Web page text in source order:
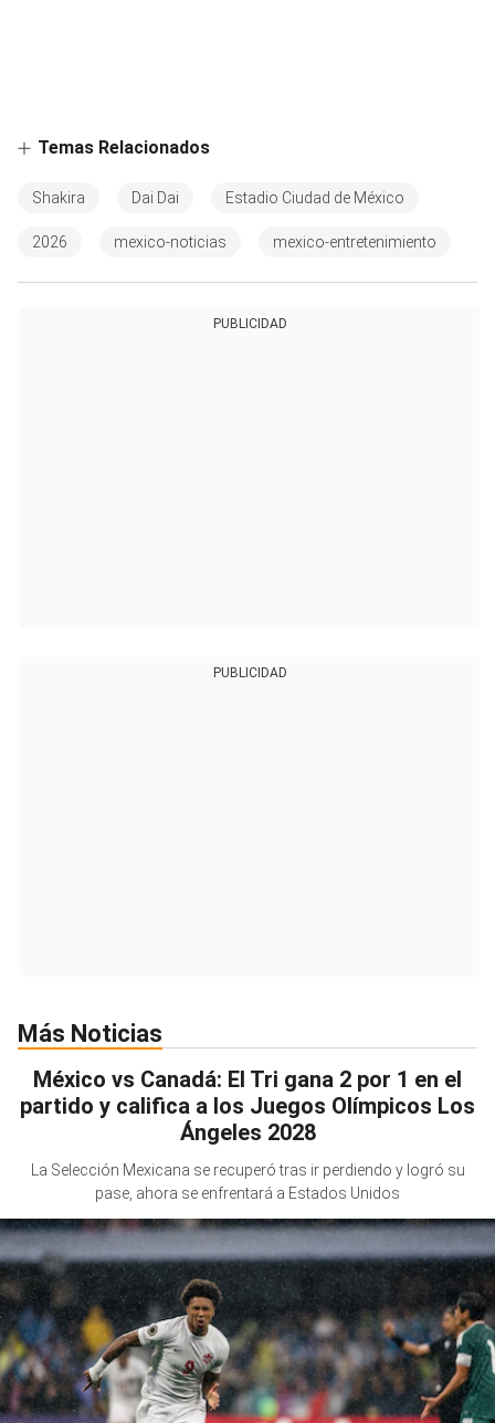
Temas Relacionados
Shakira Dai Dai Estadio Ciudad de México
2026 mexico-noticias mexico-entretenimiento
PUBLICIDAD
PUBLICIDAD
Más Noticias
México vs Canadá: El Tri gana 2 por 1 en el
partido y califica a los Juegos Olímpicos Los
Ángeles 2028
La Selección Mexicana se recuperó tras ir perdiendo y logró su
pase, ahora se enfrentará a Estados Unidos